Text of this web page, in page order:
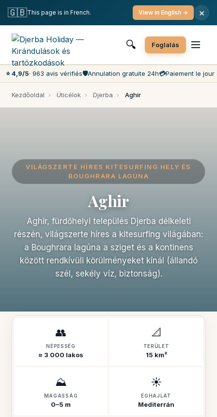
Ingyenes lemondás
Fizetés a helyszínen
A piacon a legjobb árak
Ügyfélszolgálat 7 nap/hét
🔍 Foglalás
⭐ 4,9/5· 963 avis vérifiés🛡️Annulation gratuite 24h💳Paiement le jour
Kezdőoldal › Úticélok › Djerba › Aghir
VILÁGSZERTE HÍRES KITESURFING HELY ÉS
BOUGHRARA LAGÚNA
Aghir
Aghir, fürdőhelyi település Djerba délkeleti
részén, világszerte híres a kitesurfing világában:
a Boughrara lagúna a sziget és a kontinens
között rendkívüli körülményeket kínál (állandó
szél, sekély víz, biztonság).
👥
NÉPESSÉG
≈ 3 000 lakos
📐
TERÜLET
15 km²
⛰️
MAGASSÁG
0–5 m
☀️
ÉGHAJLAT
Mediterrán
🇬🇧This page is in French. View in English → ×